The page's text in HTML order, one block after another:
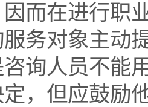
而在进行职
务对象主动
询人员不能
，但应鼓励